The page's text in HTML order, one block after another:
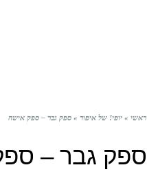
ראשי » יופי! של איפור » ספק גבר – ספק אישה
ספק גבר –